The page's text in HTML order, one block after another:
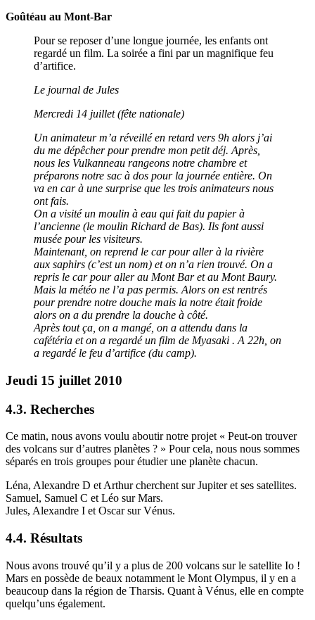
Goûtéau au Mont-Bar
Pour se reposer d’une longue journée, les enfants ont
regardé un film. La soirée a fini par un magnifique feu
d’artifice.
Le journal de Jules
Mercredi 14 juillet (fête nationale)
Un animateur m’a réveillé en retard vers 9h alors j’ai
du me dépêcher pour prendre mon petit déj. Après,
nous les Vulkanneau rangeons notre chambre et
préparons notre sac à dos pour la journée entière. On
va en car à une surprise que les trois animateurs nous
ont fais.
On a visité un moulin à eau qui fait du papier à
l’ancienne (le moulin Richard de Bas). Ils font aussi
musée pour les visiteurs.
Maintenant, on reprend le car pour aller à la rivière
aux saphirs (c’est un nom) et on n’a rien trouvé. On a
repris le car pour aller au Mont Bar et au Mont Baury.
Mais la météo ne l’a pas permis. Alors on est rentrés
pour prendre notre douche mais la notre était froide
alors on a du prendre la douche à côté.
Après tout ça, on a mangé, on a attendu dans la
cafétéria et on a regardé un film de Myasaki . A 22h, on
a regardé le feu d’artifice (du camp).
Jeudi 15 juillet 2010
4.3. Recherches
Ce matin, nous avons voulu aboutir notre projet « Peut-on trouver
des volcans sur d’autres planètes ? » Pour cela, nous nous sommes
séparés en trois groupes pour étudier une planète chacun.
Léna, Alexandre D et Arthur cherchent sur Jupiter et ses satellites.
Samuel, Samuel C et Léo sur Mars.
Jules, Alexandre I et Oscar sur Vénus.
4.4. Résultats
Nous avons trouvé qu’il y a plus de 200 volcans sur le satellite Io !
Mars en possède de beaux notamment le Mont Olympus, il y en a
beaucoup dans la région de Tharsis. Quant à Vénus, elle en compte
quelqu’uns également.